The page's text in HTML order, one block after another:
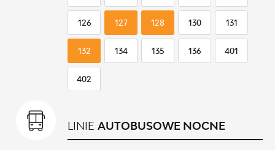
126 127 128 130 131
132 134 135 136 401
402
LINIE AUTOBUSOWE NOCNE